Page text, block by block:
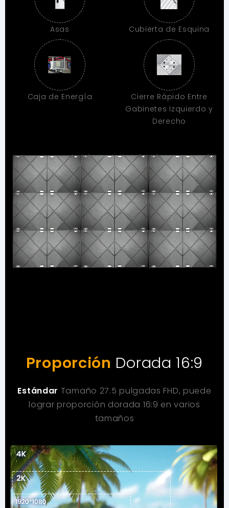
Asas Cubierta de Esquina
Caja de Energía
Cierre Rápido Entre
Gabinetes Izquierdo y
Derecho
Proporción Dorada 16:9
Estándar Tamaño 27.5 pulgadas FHD, puede
lograr proporción dorada 16:9 en varios
tamaños